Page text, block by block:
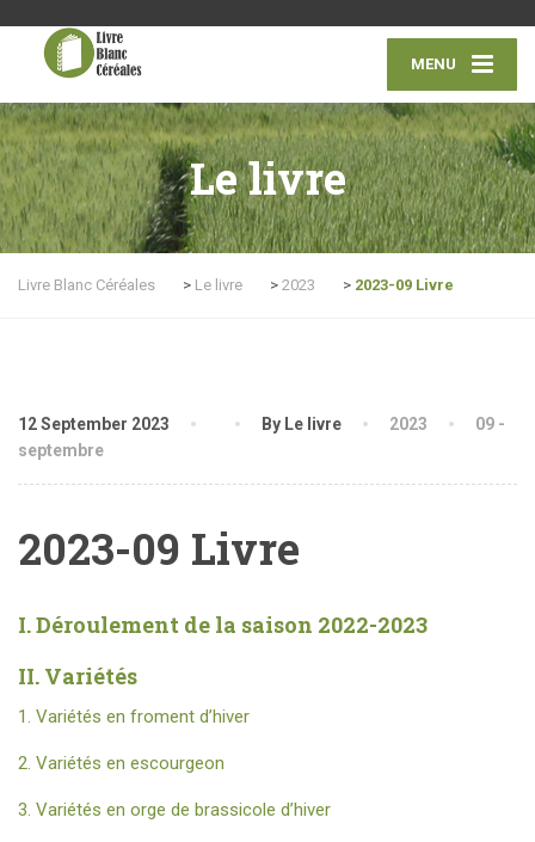
MENU
Le livre
Livre Blanc Céréales > Le livre > 2023 > 2023-09 Livre
12 September 2023 By Le livre 2023
09 -
septembre
2023-09 Livre
I. Déroulement de la saison 2022-2023
II. Variétés
1. Variétés en froment d’hiver
2. Variétés en escourgeon
3. Variétés en orge de brassicole d’hiver